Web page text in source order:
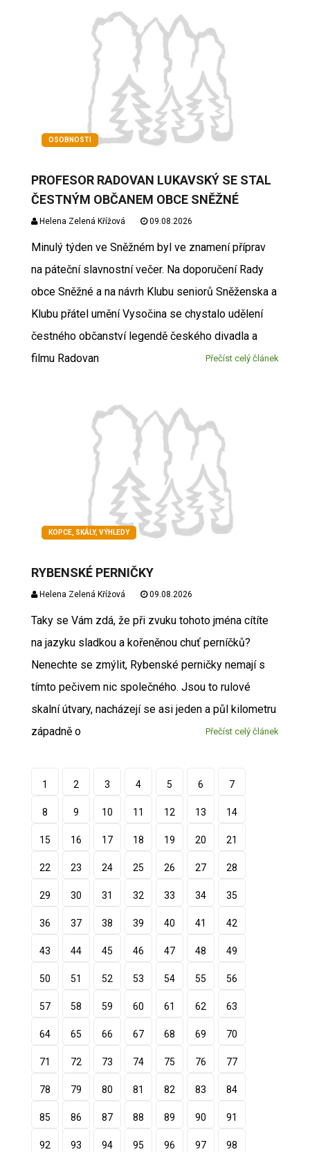
OSOBNOSTI
PROFESOR RADOVAN LUKAVSKÝ SE STAL
ČESTNÝM OBČANEM OBCE SNĚŽNÉ
Helena Zelená Křížová 09.08.2026
Minulý týden ve Sněžném byl ve znamení příprav
na páteční slavnostní večer. Na doporučení Rady
obce Sněžné a na návrh Klubu seniorů Sněženska a
Klubu přátel umění Vysočina se chystalo udělení
čestného občanství legendě českého divadla a
filmu Radovan
Přečíst celý článek
KOPCE, SKÁLY, VÝHLEDY
RYBENSKÉ PERNIČKY
Helena Zelená Křížová 09.08.2026
Taky se Vám zdá, že při zvuku tohoto jména cítíte
na jazyku sladkou a kořeněnou chuť perníčků?
Nenechte se zmýlit, Rybenské perničky nemají s
tímto pečivem nic společného. Jsou to rulové
skalní útvary, nacházejí se asi jeden a půl kilometru
západně o
Přečíst celý článek
1 2 3 4 5 6 7
8 9 10 11 12 13 14
15 16 17 18 19 20 21
22 23 24 25 26 27 28
29 30 31 32 33 34 35
36 37 38 39 40 41 42
43 44 45 46 47 48 49
50 51 52 53 54 55 56
57 58 59 60 61 62 63
64 65 66 67 68 69 70
71 72 73 74 75 76 77
78 79 80 81 82 83 84
85 86 87 88 89 90 91
92 93 94 95 96 97 98